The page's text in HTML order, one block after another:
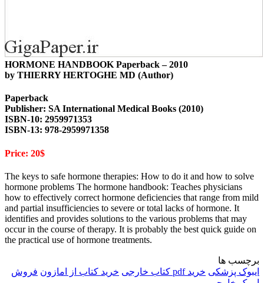
HORMONE HANDBOOK Paperback – 2010
by THIERRY HERTOGHE MD (Author)
Paperback
Publisher: SA International Medical Books (2010)
ISBN-10: 2959971353
ISBN-13: 978-2959971358
Price: 20$
The keys to safe hormone therapies: How to do it and how to solve
hormone problems The hormone handbook: Teaches physicians
how to effectively correct hormone deficiencies that range from mild
and partial insufficiencies to severe or total lacks of hormone. It
identifies and provides solutions to the various problems that may
occur in the course of therapy. It is probably the best quick guide on
the practical use of hormone treatments.
برچسب ها
ایبوک پزشکی خرید pdf کتاب خارجی خرید کتاب از امازون فروش